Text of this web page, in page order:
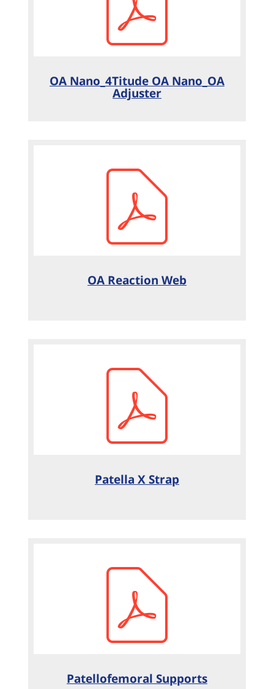
OA Nano_4Titude OA Nano_OA
Adjuster
OA Reaction Web
Patella X Strap
Patellofemoral Supports